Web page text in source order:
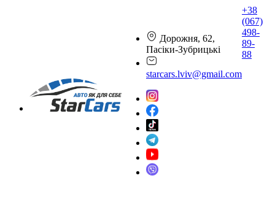
Дорожня, 62,
Пасіки-Зубрицькі
starcars.lviv@gmail.com
+38
(067)
498-
89-
88